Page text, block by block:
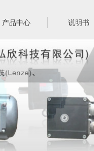
产品中心 说明书